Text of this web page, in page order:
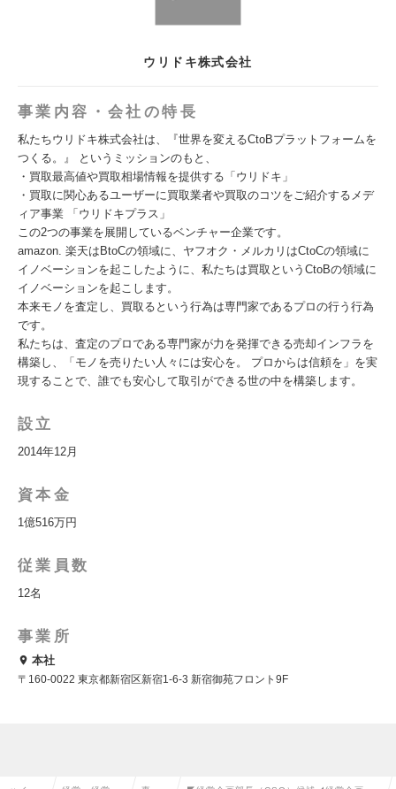
ウリドキ株式会社
事業内容・会社の特長
私たちウリドキ株式会社は、『世界を変えるCtoBプラットフォームを
つくる。』 というミッションのもと、
・買取最高値や買取相場情報を提供する「ウリドキ」
・買取に関心あるユーザーに買取業者や買取のコツをご紹介するメデ
ィア事業 「ウリドキプラス」
この2つの事業を展開しているベンチャー企業です。
amazon. 楽天はBtoCの領域に、ヤフオク・メルカリはCtoCの領域に
イノベーションを起こしたように、私たちは買取というCtoBの領域に
イノベーションを起こします。
本来モノを査定し、買取るという行為は専門家であるプロの行う行為
です。
私たちは、査定のプロである専門家が力を発揮できる売却インフラを
構築し、「モノを売りたい人々には安心を。 プロからは信頼を」を実
現することで、誰でも安心して取引ができる世の中を構築します。
設立
2014年12月
資本金
1億516万円
従業員数
12名
事業所
本社
〒160-0022 東京都新宿区新宿1-6-3 新宿御苑フロント9F